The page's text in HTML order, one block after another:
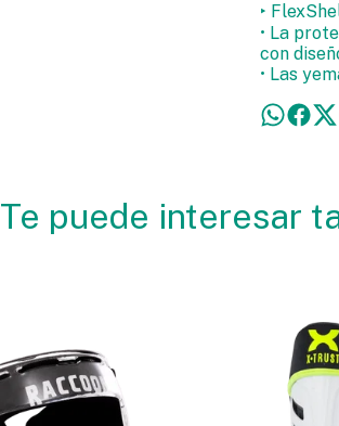
‣
• La
con
• Las
Te puede interesar